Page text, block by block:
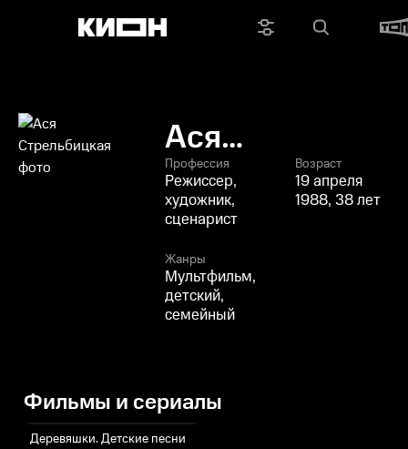
Ася
Стрельбицкая
Профессия
Режиссер,
художник,
сценарист
Возраст
19 апреля
1988, 38 лет
Жанры
Мультфильм,
детский,
семейный
Фильмы и сериалы
Деревяшки. Детские песни